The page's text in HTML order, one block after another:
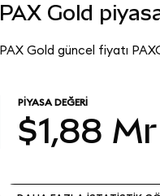
PAX Gold
PAX Gold güncel fiyatı
PIYASA DEĞERI
$1,88 Mr